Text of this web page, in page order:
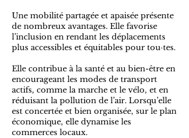
Une mobilité partagée et apaisée présente
de nombreux avantages. Elle favorise
l’inclusion en rendant les déplacements
plus accessibles et équitables pour tou·tes.
Elle contribue à la santé et au bien-être en
encourageant les modes de transport
actifs, comme la marche et le vélo, et en
réduisant la pollution de l’air. Lorsqu’elle
est concertée et bien organisée, sur le plan
économique, elle dynamise les
commerces locaux.